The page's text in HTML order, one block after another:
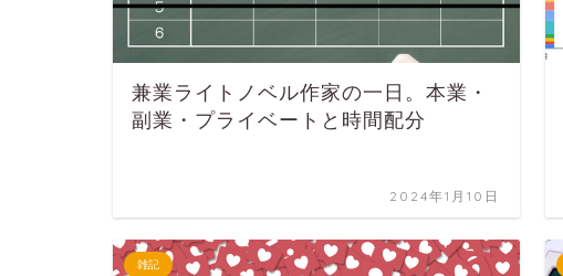
兼業ライトノベル作家の一日。本業・
副業・プライベートと時間配分
2024年1月10日
雑記